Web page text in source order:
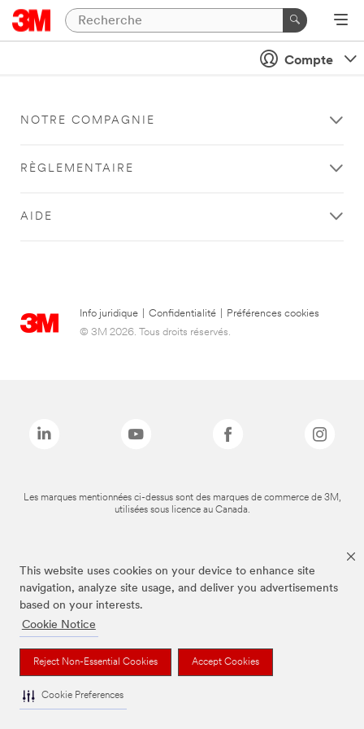
This website uses cookies on your device to enhance site
navigation, analyze site usage, and deliver you advertisements
based on your interests.
Cookie Notice
Reject Non-Essential Cookies Accept Cookies
Cookie Preferences
Compte
NOTRE COMPAGNIE
RÈGLEMENTAIRE
AIDE
Info juridique Confidentialité
Préférences cookies
© 3M 2026. Tous droits réservés.
Les marques mentionnées ci-dessus sont des marques de commerce de 3M,
utilisées sous licence au Canada.